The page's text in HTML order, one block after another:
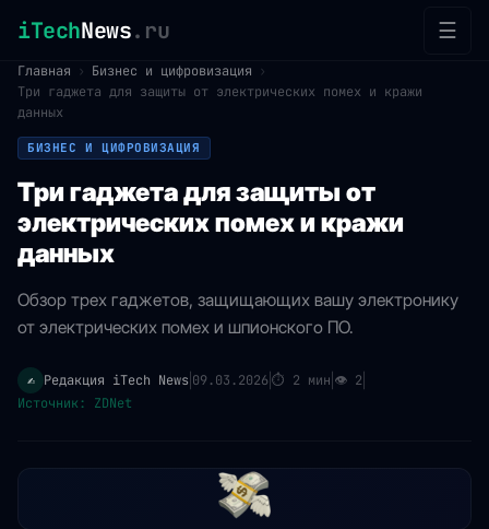
iTechNews.ru ☰
Главная › Бизнес и цифровизация
›
Три гаджета для защиты от электрических помех и кражи
данных
БИЗНЕС И ЦИФРОВИЗАЦИЯ
Три гаджета для защиты от
электрических помех и кражи
данных
Обзор трех гаджетов, защищающих вашу электронику
от электрических помех и шпионского ПО.
✍️ Редакция iTech News 09.03.2026⏱ 2 мин 👁 2
Источник: ZDNet